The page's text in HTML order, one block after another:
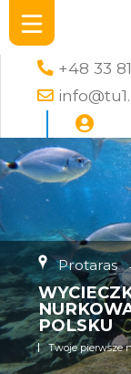
+48 33
Protaras
POLSKU
Twoje pierwsze